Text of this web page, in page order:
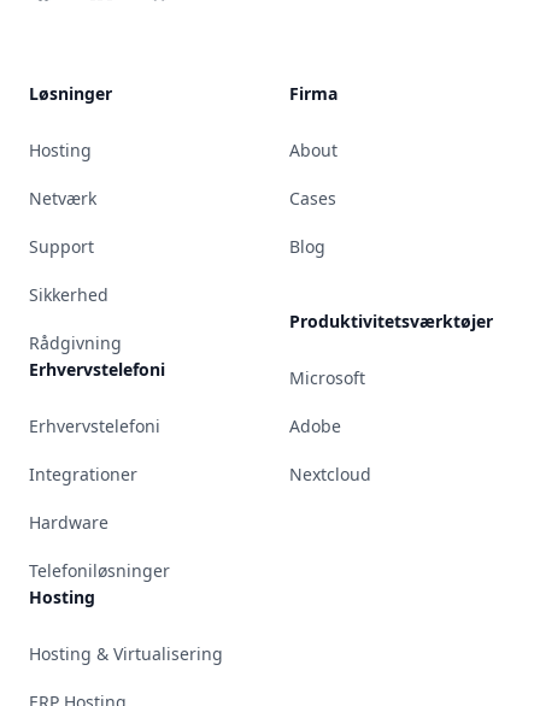
Løsninger
Hosting
Netværk
Support
Sikkerhed
Rådgivning
Erhvervstelefoni
Erhvervstelefoni
Integrationer
Hardware
Telefoniløsninger
Hosting
Hosting & Virtualisering
ERP Hosting
Firma
About
Cases
Blog
Produktivitetsværktøjer
Microsoft
Adobe
Nextcloud